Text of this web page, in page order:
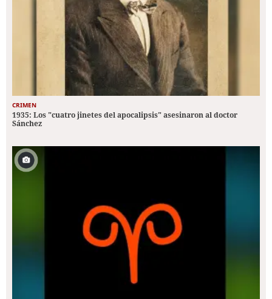
CRIMEN
1935: Los "cuatro jinetes del apocalipsis" asesinaron al doctor
Sánchez